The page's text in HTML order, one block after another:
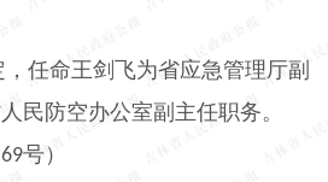
任命王剑飞为省应急管理厅副
民防空办公室副主任职务。
69号）